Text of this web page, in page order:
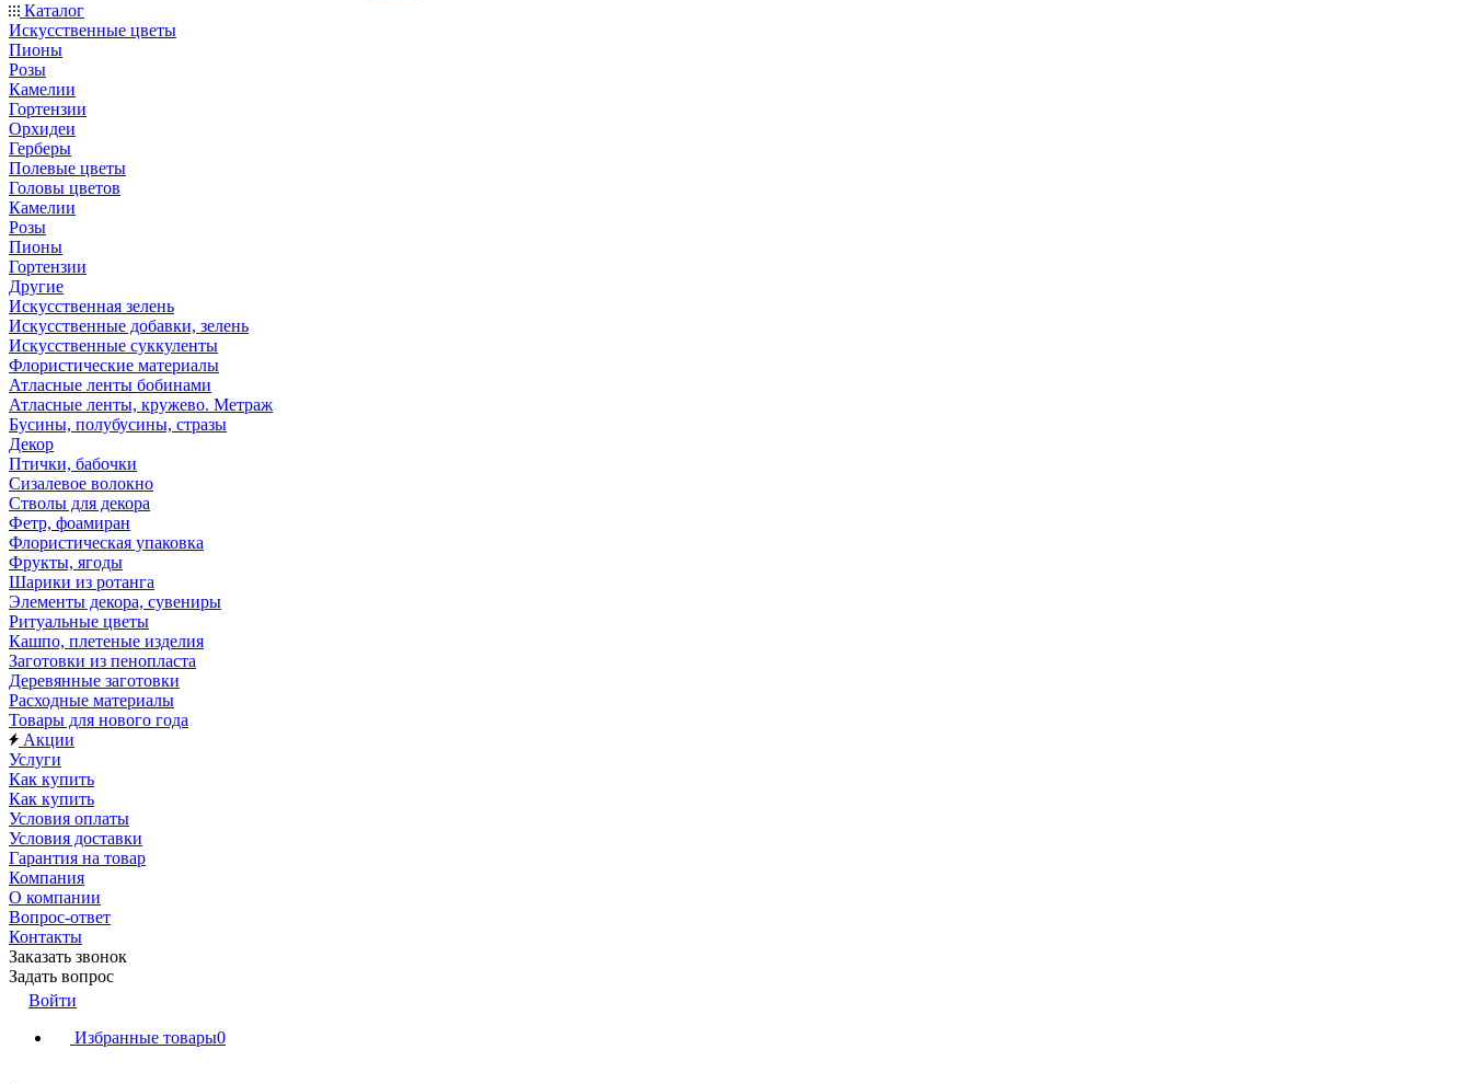
Каталог
Искусственные цветы
Пионы
Розы
Камелии
Гортензии
Орхидеи
Герберы
Полевые цветы
Головы цветов
Камелии
Розы
Пионы
Гортензии
Другие
Искусственная зелень
Искусственные добавки, зелень
Искусственные суккуленты
Флористические материалы
Атласные ленты бобинами
Атласные ленты, кружево. Метраж
Бусины, полубусины, стразы
Декор
Птички, бабочки
Сизалевое волокно
Стволы для декора
Фетр, фоамиран
Флористическая упаковка
Фрукты, ягоды
Шарики из ротанга
Элементы декора, сувениры
Ритуальные цветы
Кашпо, плетеные изделия
Заготовки из пенопласта
Деревянные заготовки
Расходные материалы
Товары для нового года
Акции
Услуги
Как купить
Как купить
Условия оплаты
Условия доставки
Гарантия на товар
Компания
О компании
Вопрос-ответ
Контакты
Заказать звонок
Задать вопрос
Войти
Избранные товары0